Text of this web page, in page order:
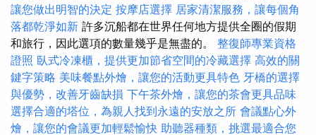
讓您做出明智的決定 按摩店選擇 居家清潔服務，讓每個角
落都乾淨如新 許多沉船都在世界任何地方提供全圈的假期
和旅行，因此選項的數量幾乎是無盡的。 整復師專業資格
證照 臥式冷凍櫃，提供更加節省空間的冷藏選擇 高效的關
鍵字策略 美味餐點外燴，讓您的活動更具特色 牙橋的選擇
與優勢，改善牙齒缺損 下午茶外燴，讓您的茶會更具品味
選擇合適的塔位，為親人找到永遠的安放之所 會議點心外
燴，讓您的會議更加輕鬆愉快 助聽器種類，挑選最適合您